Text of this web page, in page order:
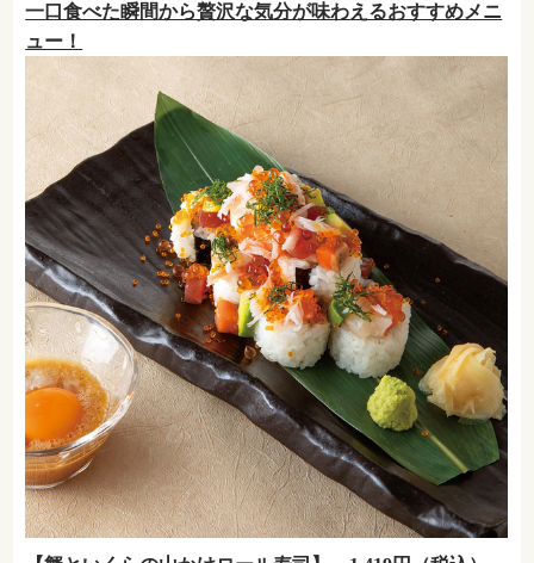
一口食べた瞬間から贅沢な気分が味わえるおすすめメニ
ュー！